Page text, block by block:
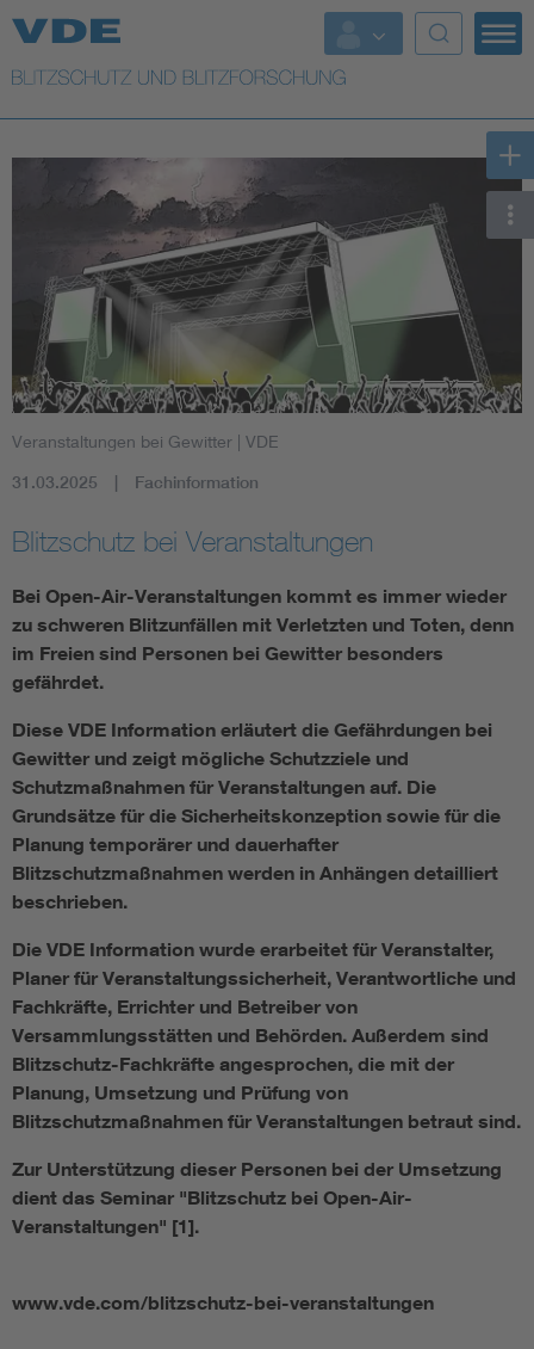
Top Themen
Top Themen
Lightning protection
Weitere Themen
Veranstaltungen bei Gewitter | VDE
31.03.2025 Fachinformation
Blitzschutz bei Veranstaltungen
Bei Open-Air-Veranstaltungen kommt es immer wieder
zu schweren Blitzunfällen mit Verletzten und Toten, denn
im Freien sind Personen bei Gewitter besonders
gefährdet.
Diese VDE Information erläutert die Gefährdungen bei
Gewitter und zeigt mögliche Schutzziele und
Schutzmaßnahmen für Veranstaltungen auf. Die
Grundsätze für die Sicherheitskonzeption sowie für die
Planung temporärer und dauerhafter
Blitzschutzmaßnahmen werden in Anhängen detailliert
beschrieben.
Die VDE Information wurde erarbeitet für Veranstalter,
Planer für Veranstaltungssicherheit, Verantwortliche und
Fachkräfte, Errichter und Betreiber von
Versammlungsstätten und Behörden. Außerdem sind
Blitzschutz-Fachkräfte angesprochen, die mit der
Planung, Umsetzung und Prüfung von
Blitzschutzmaßnahmen für Veranstaltungen betraut sind.
Zur Unterstützung dieser Personen bei der Umsetzung
dient das Seminar "Blitzschutz bei Open-Air-
Veranstaltungen" [1].
www.vde.com/blitzschutz-bei-veranstaltungen